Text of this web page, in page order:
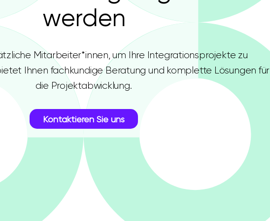
werden
Mitarbeiter*innen, um Ihre Integrationsprojekte zu
Ihnen fachkundige Beratung und komplette Lösungen für
die Projektabwicklung.
Kontaktieren Sie uns